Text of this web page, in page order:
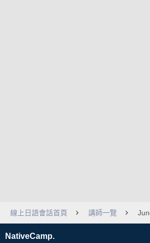
線上日語會話首頁 講師一覽
NativeCamp.